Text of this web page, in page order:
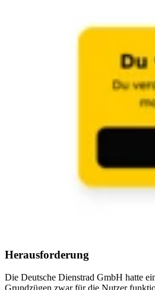
Herausforderung
Die Deutsche Dienstrad GmbH hatte